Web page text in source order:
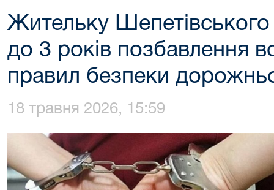
Жительку
до 3 років позбавлення
правил безпеки
18 травня 2026, 15:59